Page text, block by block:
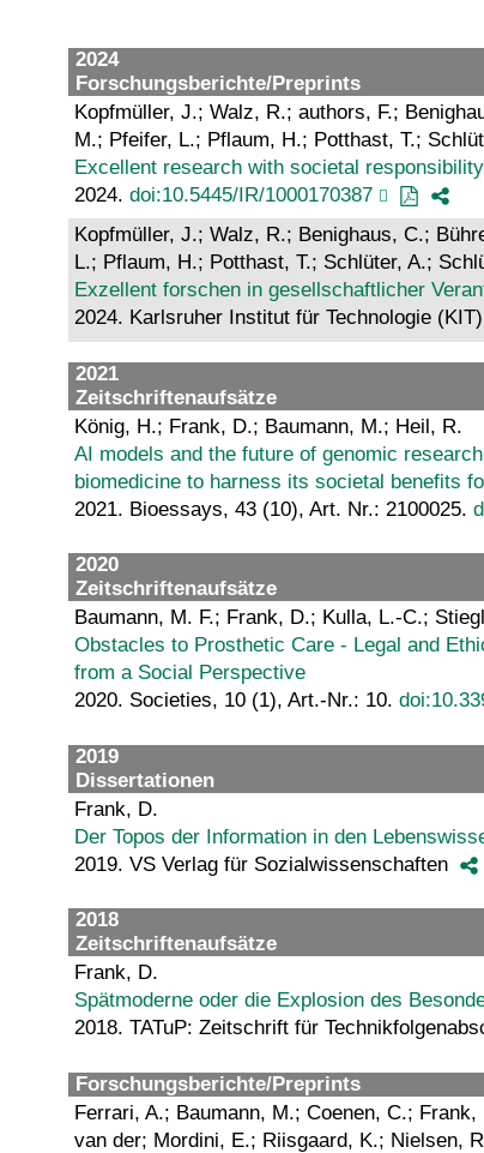
2024
Forschungsberichte/Preprints
Kopfmüller, J.; Walz, R.; authors, F.;
M.; Pfeifer, L.; Pflaum, H.; Potthast, T.;
Excellent research with societal
2024. doi:10.5445/IR/1000170387
Kopfmüller, J.; Walz, R.; Benighaus, C.;
L.; Pflaum, H.; Potthast, T.; Schlüter, A.;
Exzellent forschen in gesellschaftlicher
2024. Karlsruher Institut für Technologie
2021
Zeitschriftenaufsätze
König, H.; Frank, D.; Baumann, M.; Heil, R.
AI models and the future of genomic
biomedicine to harness its societal benefits
2021. Bioessays, 43 (10), Art. Nr.: 2100025.
2020
Zeitschriftenaufsätze
Baumann, M. F.; Frank, D.; Kulla, L.-C.;
Obstacles to Prosthetic Care - Legal and
from a Social Perspective
2020. Societies, 10 (1), Art.-Nr.: 10.
2019
Dissertationen
Frank, D.
Der Topos der Information in den
2019. VS Verlag für Sozialwissenschaften
2018
Zeitschriftenaufsätze
Frank, D.
Spätmoderne oder die Explosion des
2018. TATuP: Zeitschrift für
Forschungsberichte/Preprints
Ferrari, A.; Baumann, M.; Coenen, C.;
van der; Mordini, E.; Riisgaard, K.; Nielsen,